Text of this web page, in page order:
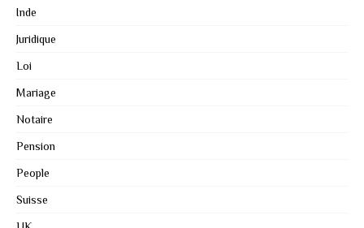
Inde
Juridique
Loi
Mariage
Notaire
Pension
People
Suisse